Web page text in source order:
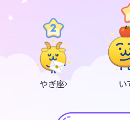
やぎ座 い